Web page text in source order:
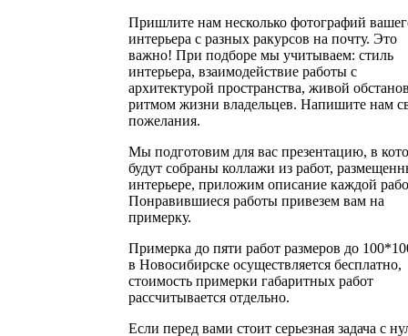
Пришлите нам несколько фотографий
интерьера с разных ракурсов на почту. Это
важно! При подборе мы учитываем: стиль
интерьера, взаимодействие работы с
архитектурой пространства, живой
ритмом жизни владельцев. Напишите нам
пожелания.
Мы подготовим для вас презентацию, в
будут собраны коллажи из работ,
интерьере, приложим описание каждой
Понравившиеся работы привезем вам на
примерку.
Примерка до пяти работ размеров до
в Новосибирске осуществляется бесплатно,
стоимость примерки габаритных работ
рассчитывается отдельно.
Если перед вами стоит серьезная задача с